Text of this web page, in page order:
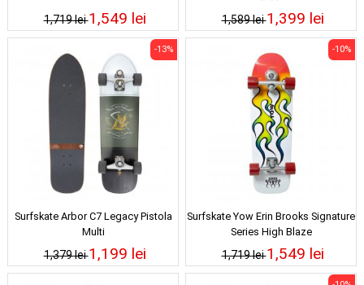
1,719 lei1,549 lei 1,589 lei1,399 lei
Surfskate Arbor C7 Legacy Pistola
Multi
1,379 lei
-13%
1,199 lei
Surfskate Yow Erin Brooks Signature
Series High Blaze
1,719 lei
-10%
1,549 lei